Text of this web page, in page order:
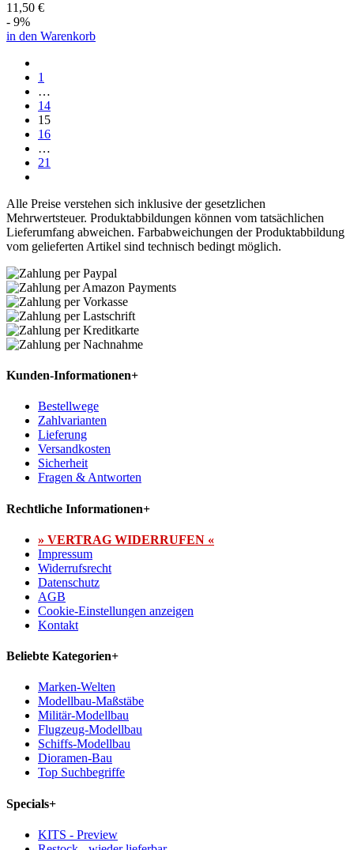
11,50 €
- 9%
in den Warenkorb
1
…
14
15
16
…
21
Alle Preise verstehen sich inklusive der gesetzlichen
Mehrwertsteuer. Produktabbildungen können vom tatsächlichen
Lieferumfang abweichen. Farbabweichungen der Produktabbildung
vom gelieferten Artikel sind technisch bedingt möglich.
Kunden-Informationen+
Bestellwege
Zahlvarianten
Lieferung
Versandkosten
Sicherheit
Fragen & Antworten
Rechtliche Informationen+
» VERTRAG WIDERRUFEN «
Impressum
Widerrufsrecht
Datenschutz
AGB
Cookie-Einstellungen anzeigen
Kontakt
Beliebte Kategorien+
Marken-Welten
Modellbau-Maßstäbe
Militär-Modellbau
Flugzeug-Modellbau
Schiffs-Modellbau
Dioramen-Bau
Top Suchbegriffe
Specials+
KITS - Preview